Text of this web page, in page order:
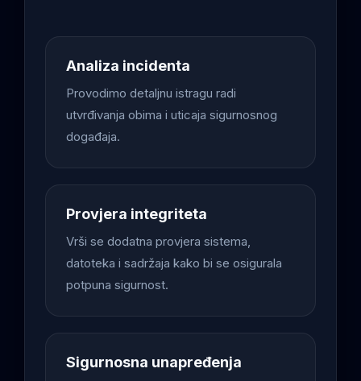
Analiza incidenta
Provodimo detaljnu istragu radi
utvrđivanja obima i uticaja sigurnosnog
događaja.
Provjera integriteta
Vrši se dodatna provjera sistema,
datoteka i sadržaja kako bi se osigurala
potpuna sigurnost.
Sigurnosna unapređenja